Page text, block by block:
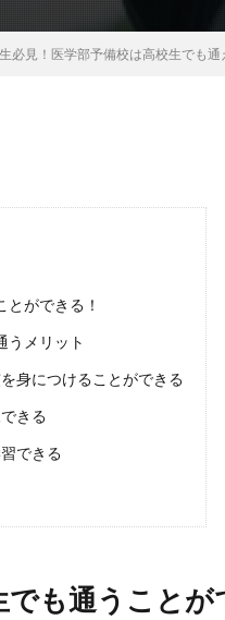
必見！医学部予備校は高校生でも通
ができる！
うメリット
身につけることができる
きる
できる
も通うことが